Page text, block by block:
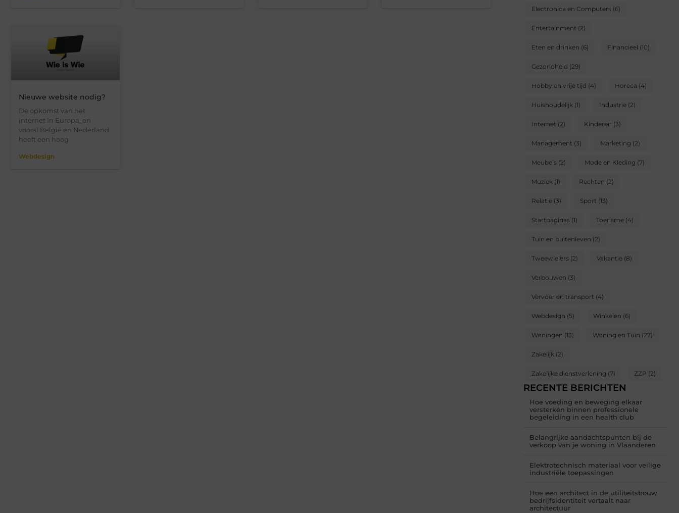
Nieuwe website nodig?
De opkomst van het
internet In Europa, en
vooral België en Nederland
heeft een hoog
Webdesign
Electronica en Computers (6)
Entertainment (2)
Eten en drinken (6) Financieel (10)
Gezondheid (29)
Hobby en vrije tijd (4) Horeca (4)
Huishoudelijk (1) Industrie (2)
Internet (2) Kinderen (3)
Management (3) Marketing (2)
Meubels (2) Mode en Kleding (7)
Muziek (1) Rechten (2)
Relatie (3) Sport (13)
Startpaginas (1) Toerisme (4)
Tuin en buitenleven (2)
Tweewielers (2) Vakantie (8)
Verbouwen (3)
Vervoer en transport (4)
Webdesign (5) Winkelen (6)
Woningen (13) Woning en Tuin (27)
Zakelijk (2)
Zakelijke dienstverlening (7) ZZP (2)
RECENTE BERICHTEN
Hoe voeding en beweging elkaar
versterken binnen professionele
begeleiding in een health club
Belangrijke aandachtspunten bij de
verkoop van je woning in Vlaanderen
Elektrotechnisch materiaal voor veilige
industriële toepassingen
Hoe een architect in de utiliteitsbouw
bedrijfsidentiteit vertaalt naar
architectuur